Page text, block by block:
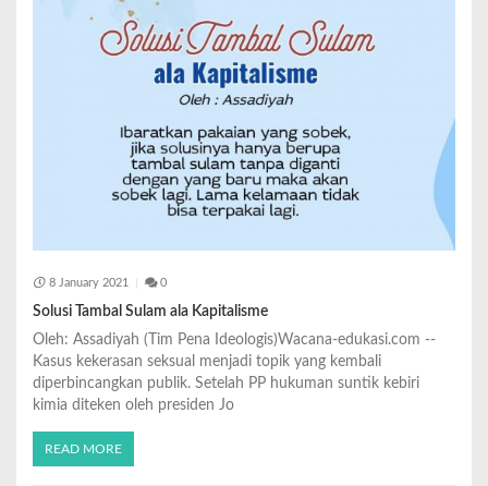
8 January 2021 0
Solusi Tambal Sulam ala Kapitalisme
Oleh: Assadiyah (Tim Pena Ideologis)Wacana-edukasi.com --
Kasus kekerasan seksual menjadi topik yang kembali
diperbincangkan publik. Setelah PP hukuman suntik kebiri
kimia diteken oleh presiden Jo
READ MORE